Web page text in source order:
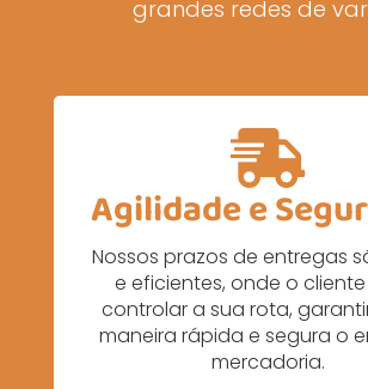
grandes redes de
Agilidade e
Nossos prazos de entregas
e eficientes, onde o
controlar a sua rota,
maneira rápida e segura o
mercadoria.